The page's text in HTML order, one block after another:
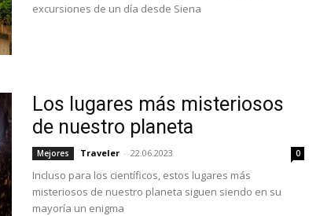
excursiones de un día desde Siena
Los lugares más misteriosos
de nuestro planeta
Mejores Traveler - 22.06.2023 0
Incluso para los científicos, estos lugares más
misteriosos de nuestro planeta siguen siendo en su
mayoría un enigma